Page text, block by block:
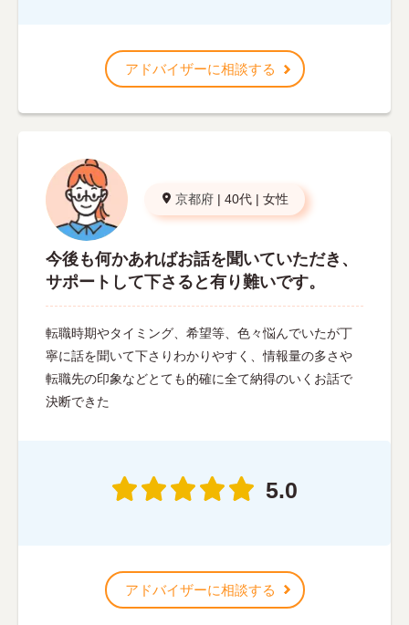
アドバイザーに相談する
京都府 | 40代 | 女性
今後も何かあればお話を聞いていただき、
サポートして下さると有り難いです。
転職時期やタイミング、希望等、色々悩んでいたが丁
寧に話を聞いて下さりわかりやすく、情報量の多さや
転職先の印象などとても的確に全て納得のいくお話で
決断できた
5.0
アドバイザーに相談する